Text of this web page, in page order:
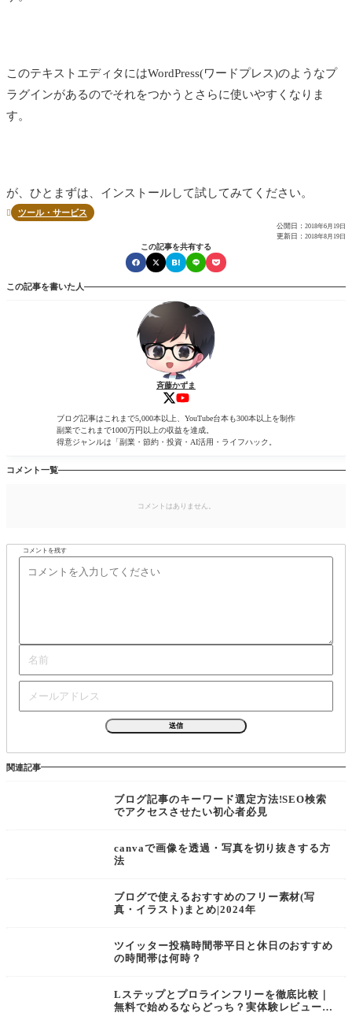
このテキストエディタにはWordPress(ワードプレス)のようなプ
ラグインがあるのでそれをつかうとさらに使いやすくなりま
す。
が、ひとまずは、インストールして試してみてください。
 ツール・サービス
公開日： 2018年6月19日
更新日： 2018年8月19日
この記事を共有する
この記事を書いた人
斉藤かずま
ブログ記事はこれまで5,000本以上、YouTube台本も300本以上を制作
副業でこれまで1000万円以上の収益を達成。
得意ジャンルは「副業・節約・投資・AI活用・ライフハック。
コメント一覧
コメントはありません。
コメントを残す
関連記事
ブログ記事のキーワード選定方法!SEO検索
でアクセスさせたい初心者必見
canvaで画像を透過・写真を切り抜きする方
法
ブログで使えるおすすめのフリー素材(写
真・イラスト)まとめ|2024年
ツイッター投稿時間帯平日と休日のおすすめ
の時間帯は何時？
Lステップとプロラインフリーを徹底比較｜
無料で始めるならどっち？実体験レビュー付